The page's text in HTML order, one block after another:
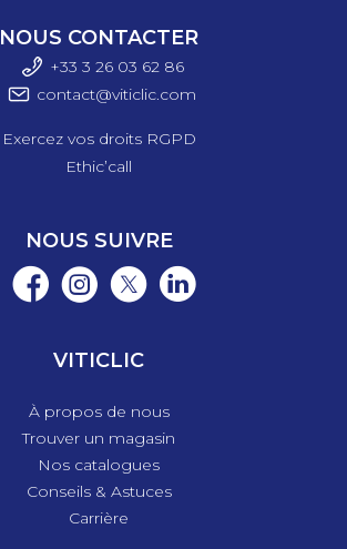
NOUS CONTACTER
+33 3 26 03 62 86
contact@viticlic.com
Exercez vos droits RGPD
Ethic’call
NOUS SUIVRE
VITICLIC
À propos de nous
Trouver un magasin
Nos catalogues
Conseils & Astuces
Carrière